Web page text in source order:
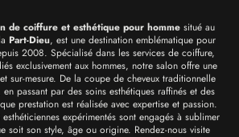
de coiffure et esthétique pour homme situé au
Part-Dieu, est une destination emblématique pour
2008. Spécialisé dans les services de coiffure,
exclusivement aux hommes, notre salon offre une
sur-mesure. De la coupe de cheveux traditionnelle
en passant par des soins esthétiques raffinés et des
prestation est réalisée avec expertise et passion.
expérimentés sont engagés à sublimer
soit son style, âge ou origine. Rendez-nous visite